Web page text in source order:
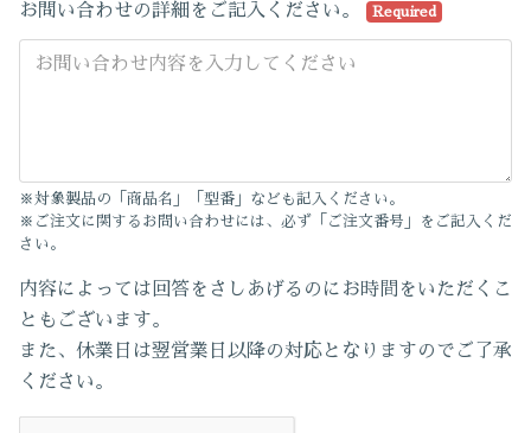
お問い合わせの詳細をご記入ください。 Required
※対象製品の「商品名」「型番」なども記入ください。
※ご注文に関するお問い合わせには、必ず「ご注文番号」をご記入くだ
さい。
内容によっては回答をさしあげるのにお時間をいただくこ
ともございます。
また、休業日は翌営業日以降の対応となりますのでご了承
ください。